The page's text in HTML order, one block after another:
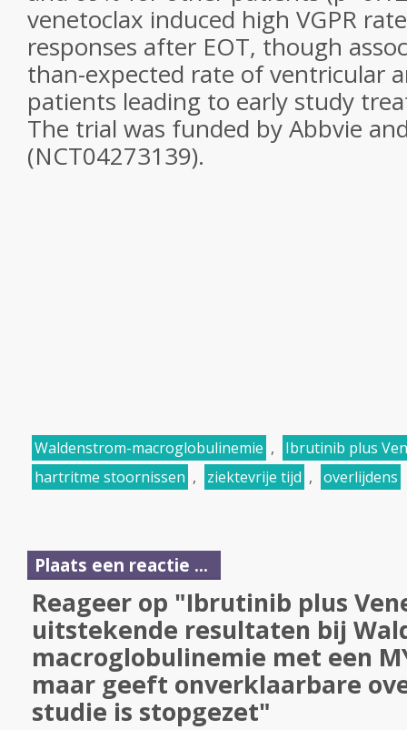
venetoclax induced high VGPR
responses after EOT, though
than-expected rate of ventricular
patients leading to early study
The trial was funded by Abbvie
(NCT04273139).
Waldenstrom-macroglobulinemie ,
Ibrutinib plus
hartritme stoornissen , ziektevrije tijd , overlijdens
Plaats een reactie ...
Reageer op "Ibrutinib plus
uitstekende resultaten bij
macroglobulinemie met een
maar geeft onverklaarbare
studie is stopgezet"